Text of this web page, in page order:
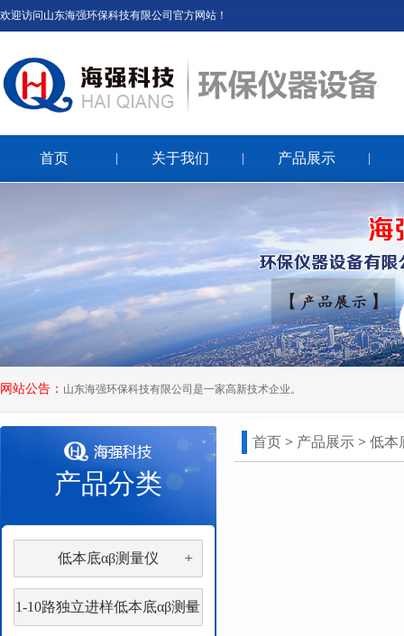
欢迎访问山东海强环保科技有限公司官方网站！
首页 关于我们 产品展示
网站公告： 山东海强环保科技有限公司是一家高新技术企业。
产品分类
低本底αβ测量仪
1-10路独立进样低本底αβ测量
首页 > 产品展示 > 低本